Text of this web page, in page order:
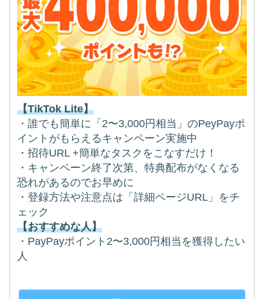
【TikTok Lite】
・誰でも簡単に「2〜3,000円相当」のPeyPayポ
イントがもらえるキャンペーン実施中
・招待URL +簡単なタスクをこなすだけ！
・キャンペーン終了次第、特典配布がなくなる
恐れがあるのでお早めに
・登録方法や注意点は「詳細ページURL」をチ
ェック
【おすすめな人】
・PayPayポイント2〜3,000円相当を獲得したい
人